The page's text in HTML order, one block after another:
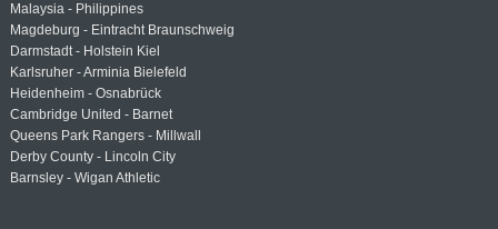
Malaysia - Philippines
Magdeburg - Eintracht Braunschweig
Darmstadt - Holstein Kiel
Karlsruher - Arminia Bielefeld
Heidenheim - Osnabrück
Cambridge United - Barnet
Queens Park Rangers - Millwall
Derby County - Lincoln City
Barnsley - Wigan Athletic